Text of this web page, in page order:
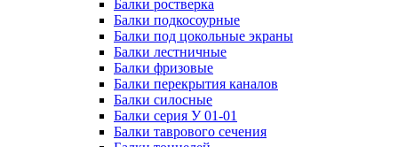
Балки ростверка
Балки подкосоурные
Балки под цокольные экраны
Балки лестничные
Балки фризовые
Балки перекрытия каналов
Балки силосные
Балки серия У 01-01
Балки таврового сечения